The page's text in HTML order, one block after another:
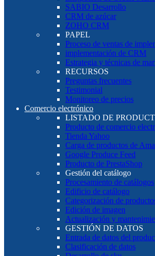
SABIO Desarrollo
CRM de azúcar
ZOHO CRM
PAPEL
Proceso de ventas de
implementación de CRM
Estrategia y técnicas de
RECURSOS
Preguntas frecuentes
Testimonial
Monitoreo de precios
Comercio electrónico
LISTADO DE
Producto de comercio
Tienda Yahoo
Carga de productos de
Google Produce Feed
Producto de PrestaShop
Gestión del catálogo
Procesamiento de catálogos
Edificio de catálogo
Categorización de
Edición de imagen
Actualización y
GESTIÓN DE DATOS
Entrada de datos del
Clasificación de datos